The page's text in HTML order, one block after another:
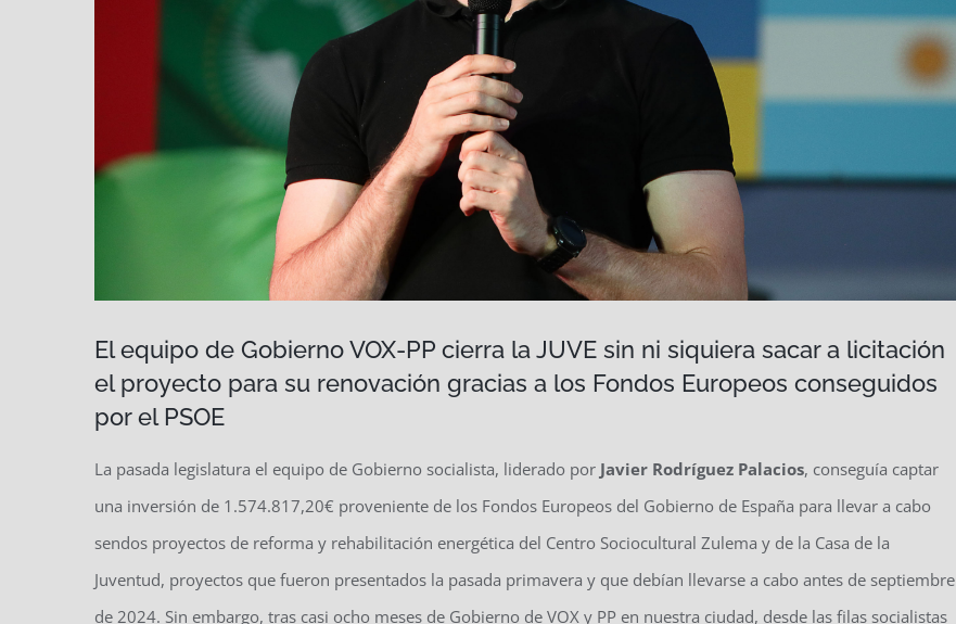
El equipo de Gobierno VOX-PP cierra la JUVE sin ni siquiera sacar a licitación
el proyecto para su renovación gracias a los Fondos Europeos conseguidos
por el PSOE
La pasada legislatura el equipo de Gobierno socialista, liderado por Javier Rodríguez Palacios, conseguía captar
una inversión de 1.574.817,20€ proveniente de los Fondos Europeos del Gobierno de España para llevar a cabo
sendos proyectos de reforma y rehabilitación energética del Centro Sociocultural Zulema y de la Casa de la
Juventud, proyectos que fueron presentados la pasada primavera y que debían llevarse a cabo antes de septiembre
de 2024. Sin embargo, tras casi ocho meses de Gobierno de VOX y PP en nuestra ciudad, desde las filas socialistas